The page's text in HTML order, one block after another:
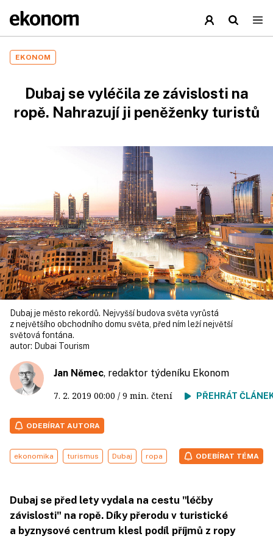
EKONOM
Dubaj se vyléčila ze závislosti na
ropě. Nahrazují ji peněženky turistů
Dubaj je město rekordů. Nejvyšší budova světa vyrůstá
z největšího obchodního domu světa, před ním leží největší
světová fontána.
autor: Dubai Tourism
Jan Němec, redaktor týdeníku Ekonom
7. 2. 2019 00:00 / 9 min. čtení PŘEHRÁT
ODEBÍRAT AUTORA
ekonomika turismus Dubaj ropa ODEBÍRAT TÉMA
Dubaj se před lety vydala na cestu "léčby
závislosti" na ropě. Díky přerodu v turistické
a byznysové centrum klesl podíl příjmů z ropy